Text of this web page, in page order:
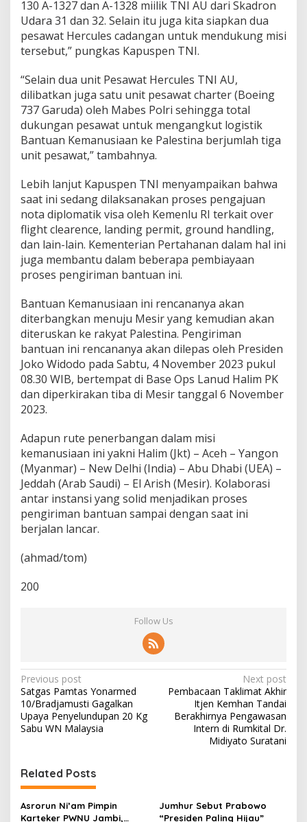
130 A-1327 dan A-1328 miilik TNI AU dari Skadron
Udara 31 dan 32. Selain itu juga kita siapkan dua
pesawat Hercules cadangan untuk mendukung misi
tersebut,” pungkas Kapuspen TNI.
“Selain dua unit Pesawat Hercules TNI AU,
dilibatkan juga satu unit pesawat charter (Boeing
737 Garuda) oleh Mabes Polri sehingga total
dukungan pesawat untuk mengangkut logistik
Bantuan Kemanusiaan ke Palestina berjumlah tiga
unit pesawat,” tambahnya.
Lebih lanjut Kapuspen TNI menyampaikan bahwa
saat ini sedang dilaksanakan proses pengajuan
nota diplomatik visa oleh Kemenlu RI terkait over
flight clearence, landing permit, ground handling,
dan lain-lain. Kementerian Pertahanan dalam hal ini
juga membantu dalam beberapa pembiayaan
proses pengiriman bantuan ini.
Bantuan Kemanusiaan ini rencananya akan
diterbangkan menuju Mesir yang kemudian akan
diteruskan ke rakyat Palestina. Pengiriman
bantuan ini rencananya akan dilepas oleh Presiden
Joko Widodo pada Sabtu, 4 November 2023 pukul
08.30 WIB, bertempat di Base Ops Lanud Halim PK
dan diperkirakan tiba di Mesir tanggal 6 November
2023.
Adapun rute penerbangan dalam misi
kemanusiaan ini yakni Halim (Jkt) – Aceh – Yangon
(Myanmar) – New Delhi (India) – Abu Dhabi (UEA) –
Jeddah (Arab Saudi) – El Arish (Mesir). Kolaborasi
antar instansi yang solid menjadikan proses
pengiriman bantuan sampai dengan saat ini
berjalan lancar.
(ahmad/tom)
200
Follow Us
P
o
s
t
a
v
i
Previous post
Satgas Pamtas Yonarmed
10/Bradjamusti Gagalkan
Upaya Penyelundupan 20 Kg
Sabu WN Malaysia
Next post
Pembacaan Taklimat Akhir
Itjen Kemhan Tandai
Berakhirnya Pengawasan
Intern di Rumkital Dr.
Midiyato Suratani
Related Posts
Asrorun Ni’am Pimpin
Karteker PWNU Jambi,
Jumhur Sebut Prabowo
“Presiden Paling Hijau”